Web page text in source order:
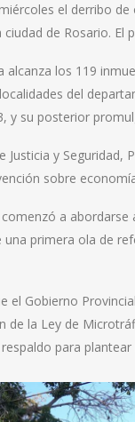
el derribo
de Rosario.
alcanza los 119
del
y su posterior
Justicia y
sobre
a
primera ola de
el Gobierno
de la Ley de
para